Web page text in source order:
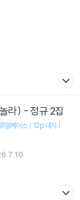
얼케이스 / 12p 내지]